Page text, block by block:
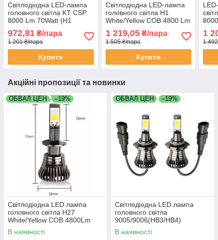
Світлодіодна LED-лампа
головного світла KT CSP
8000 Lm 70Watt (H1
972,81 ₴/пара
1 201 ₴/пара
Купити
Світлодіодна LED-лампа
головного світла H1
White/Yellow COB 4800 Lm
1 219,05₴/пара
1 505 ₴/пара
Купити
1
1
Акційні пропозиції та новинки
ОБВАЛ ЦЕН –19%
Світлодіодна LED лампа
головного світла H27
White/Yellow COB 4800Lm
25Watt 6000K/4300K
В наявності
ОБВАЛ ЦЕН –19%
Світлодіодна LED лампа
головного світла
9005/9006(HB3/HB4)
White/Yellow COB 4800Lm
25Watt 6000K/4300K
В наявності